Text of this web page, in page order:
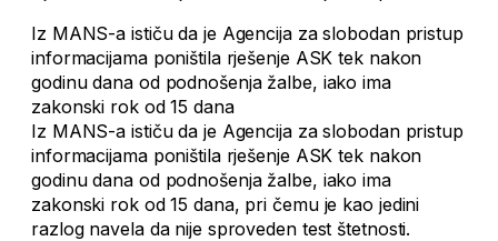
Iz MANS-a ističu da je Agencija za slobodan pristup
informacijama poništila rješenje ASK tek nakon
godinu dana od podnošenja žalbe, iako ima
zakonski rok od 15 dana
Iz MANS-a ističu da je Agencija za slobodan pristup
informacijama poništila rješenje ASK tek nakon
godinu dana od podnošenja žalbe, iako ima
zakonski rok od 15 dana, pri čemu je kao jedini
razlog navela da nije sproveden test štetnosti.